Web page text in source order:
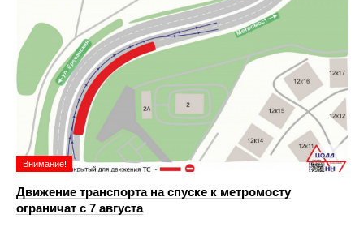
Внимание!
Движение транспорта на спуске к метромосту
ограничат с 7 августа